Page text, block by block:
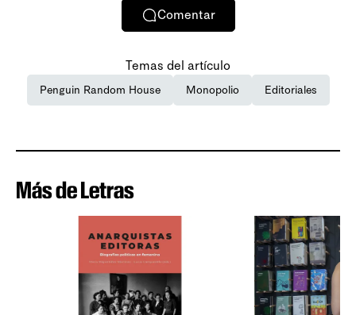
Comentar
Temas del artículo
Penguin Random House Monopolio Editoriales
Más de Letras